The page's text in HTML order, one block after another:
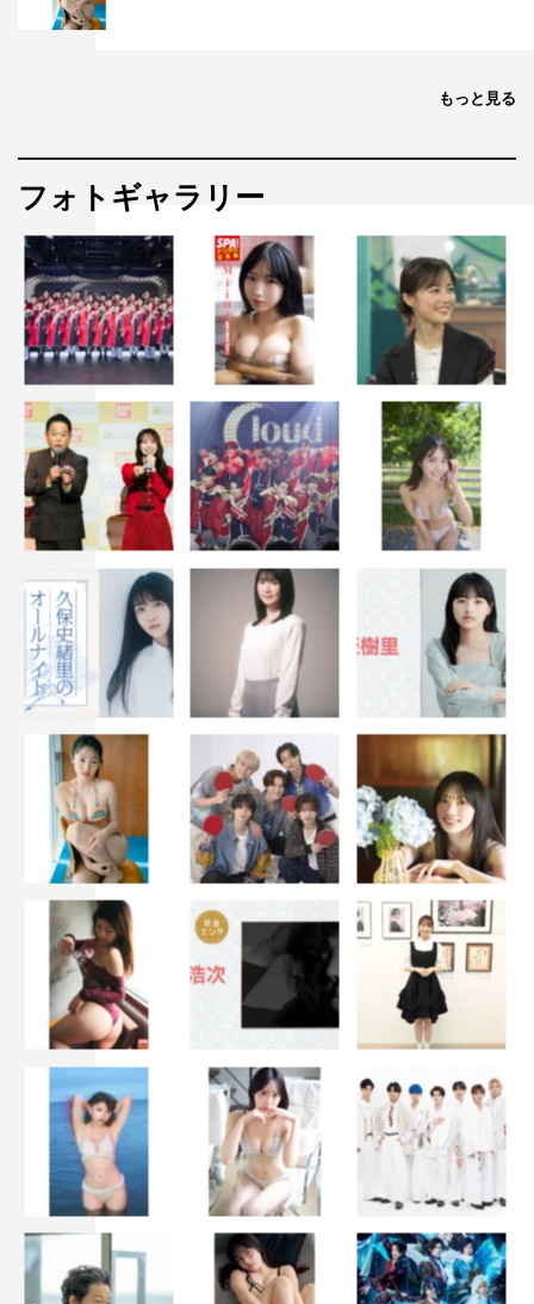
もっと見る
フォトギャラリー